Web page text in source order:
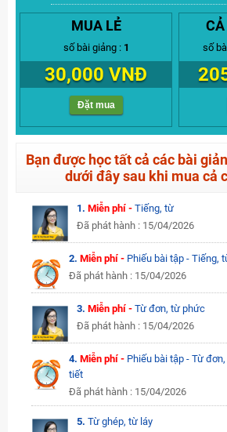
MUA LẺ
số bài giảng : 1
30,000 VNĐ
Đặt mua
số
Bạn được học tất cả các bài
dưới đây sau khi mua cả
1. Miễn phí - Tiếng, từ
Đã phát hành : 15/04/2026
2.Miễn phí - Phiếu bài tập - Tiếng,
Đã phát hành : 15/04/2026
3. Miễn phí - Từ đơn, từ phức
Đã phát hành : 15/04/2026
4.Miễn phí - Phiếu bài tập - Từ
tiết
Đã phát hành : 15/04/2026
5. Từ ghép, từ láy